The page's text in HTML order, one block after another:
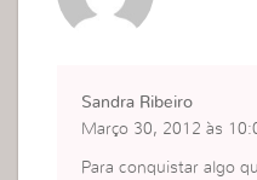
Sandra Ribeiro
Março 30, 2012 às
Para conquistar algo